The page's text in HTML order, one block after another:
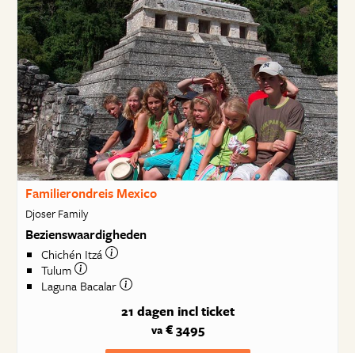
Familierondreis Mexico
Djoser Family
Bezienswaardigheden
Chichén Itzá
Tulum
Laguna Bacalar
21 dagen incl ticket
va€ 3495